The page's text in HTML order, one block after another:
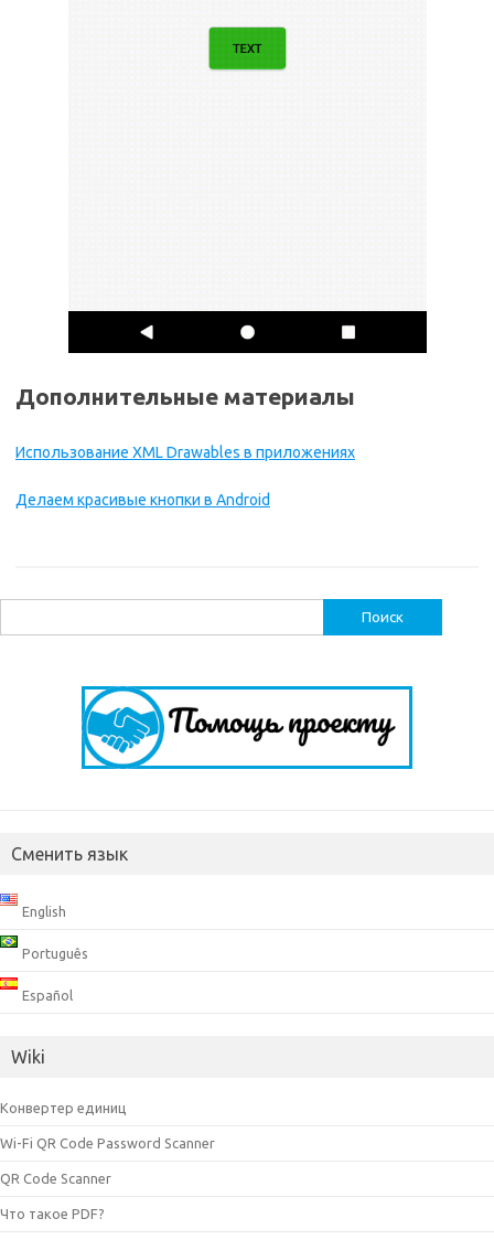
Дополнительные материалы
Использование XML Drawables в приложениях
Делаем красивые кнопки в Android
Сменить язык
English
Português
Español
Wiki
Конвертер единиц
Wi-Fi QR Code Password Scanner
QR Code Scanner
Что такое PDF?